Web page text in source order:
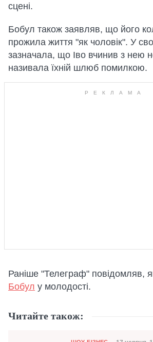
сцені.
Бобул також заявляв, що його
прожила життя "як чоловік". У
зазначала, що Іво вчинив з нею
називала їхній шлюб помилкою.
Раніше "Телеграф" повідомляв,
Бобул у молодості.
Читайте також: